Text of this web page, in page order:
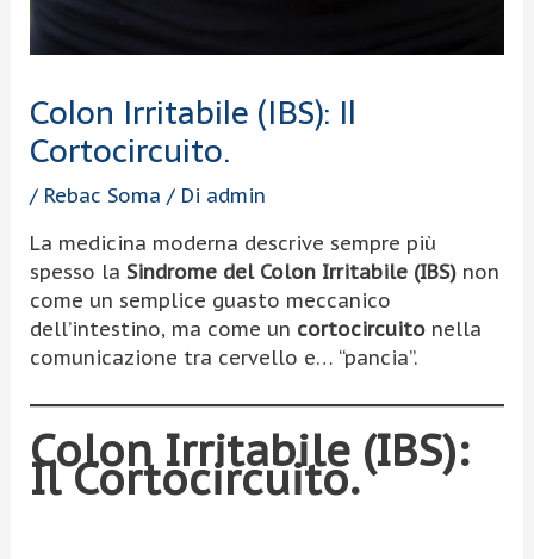
Colon Irritabile (IBS): Il
Cortocircuito.
/ Rebac Soma / Di admin
La medicina moderna descrive sempre più
spesso laSindrome del Colon Irritabile (IBS) non
come un semplice guasto meccanico
dell’intestino, ma come un cortocircuito nella
comunicazione tra cervello e… “pancia”.
Colon Irritabile (IBS):
Il Cortocircuito.